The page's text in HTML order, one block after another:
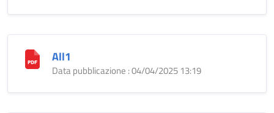
All1
Data pubblicazione : 04/04/2025 13:19